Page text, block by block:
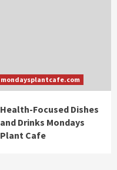
mondaysplantcafe.com
Health-Focused Dishes
and Drinks Mondays
Plant Cafe